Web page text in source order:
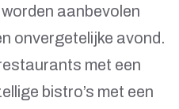
aanbevolen
onvergetelijke avond.
met een
bistro’s met een